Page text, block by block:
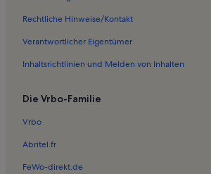
Ferienunterkünfte nahe Norden Station
Ferienwohnungen in Tidofeld
Ferienwohnungen in Kirche St. Ludger
Ferienunterkünfte für Familien in Norddeich
Häuser in Norddeich
Hütten in Norddeich
Haustierfreundliche Ferienunterkünfte in
Rechtliche Hinweise/Kontakt
Verantwortlicher Eigentümer
Inhaltsrichtlinien und Melden von Inhalten
Die Vrbo-Familie
Vrbo
Abritel.fr
FeWo-direkt.de